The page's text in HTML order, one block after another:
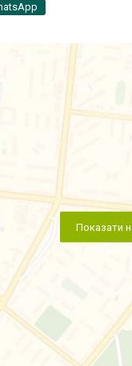
Показати